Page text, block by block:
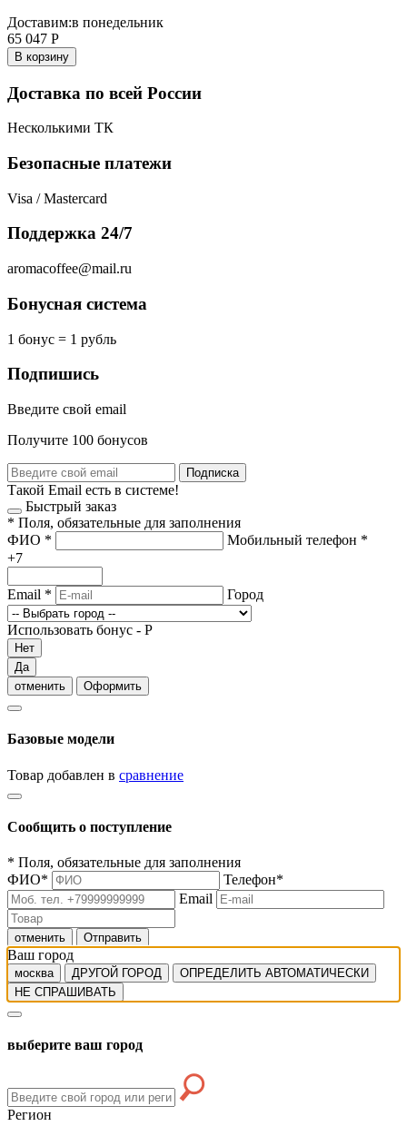
Доставим:в понедельник
65 047 Р
В корзину
Доставка по всей России
Несколькими ТК
Безопасные платежи
Visa / Mastercard
Поддержка 24/7
aromacoffee@mail.ru
Бонусная система
1 бонус = 1 рубль
Подпишись
Введите свой email
Получите 100 бонусов
Подписка
Такой Email есть в системе!
Быстрый заказ
* Поля, обязательные для заполнения
ФИО * Мобильный телефон *
+7
Email * Город
Использовать бонус - Р
Нет
Да
отменить
Оформить
Базовые модели
Товар добавлен в сравнение
Сообщить о поступление
* Поля, обязательные для заполнения
ФИО* Телефон*
Email
отменить Отправить
Ваш город
москва ДРУГОЙ ГОРОД
ОПРЕДЕЛИТЬ АВТОМАТИЧЕСКИ
НЕ СПРАШИВАТЬ
выберите ваш город
Регион